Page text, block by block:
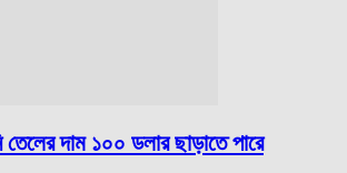
তেলের দাম ১০০ ডলার ছাড়াতে পারে